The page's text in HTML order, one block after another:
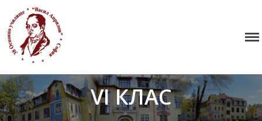
Училището
Нормативна уредба
Прием
VI КЛАС